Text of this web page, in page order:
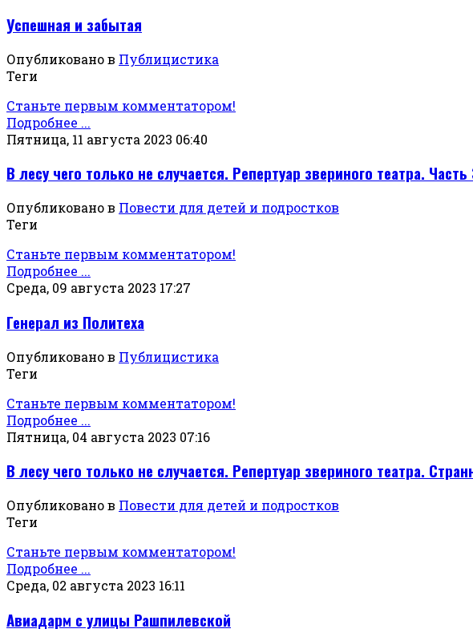
Успешная и забытая
Опубликовано в Публицистика
Теги
Станьте первым комментатором!
Подробнее ...
Пятница, 11 августа 2023 06:40
В лесу чего только не случается. Репертуар звериного театра. Часть
Опубликовано в Повести для детей и подростков
Теги
Станьте первым комментатором!
Подробнее ...
Среда, 09 августа 2023 17:27
Генерал из Политеха
Опубликовано в Публицистика
Теги
Станьте первым комментатором!
Подробнее ...
Пятница, 04 августа 2023 07:16
В лесу чего только не случается. Репертуар звериного театра.
Опубликовано в Повести для детей и подростков
Теги
Станьте первым комментатором!
Подробнее ...
Среда, 02 августа 2023 16:11
Авиадарм с улицы Рашпилевской